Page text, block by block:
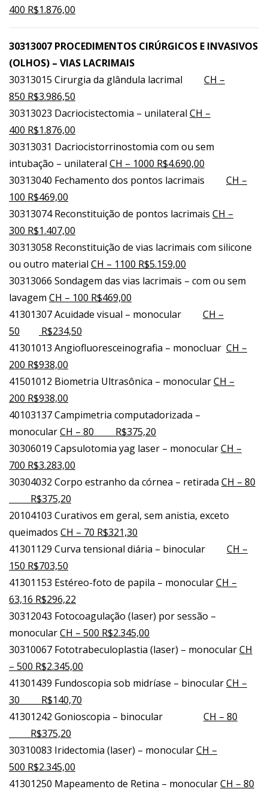
400 R$1.876,00
30313007 PROCEDIMENTOS CIRÚRGICOS E INVASIVOS
(OLHOS) – VIAS LACRIMAIS
30313015 Cirurgia da glândula lacrimal CH –
850 R$3.986,50
30313023 Dacriocistectomia – unilateral CH –
400 R$1.876,00
30313031 Dacriocistorrinostomia com ou sem
intubação – unilateral CH – 1000 R$4.690,00
30313040 Fechamento dos pontos lacrimais CH –
100 R$469,00
30313074 Reconstituição de pontos lacrimais CH –
300 R$1.407,00
30313058 Reconstituição de vias lacrimais com silicone
ou outro material CH – 1100 R$5.159,00
30313066 Sondagem das vias lacrimais – com ou sem
lavagem CH – 100 R$469,00
41301307 Acuidade visual – monocular CH –
50
R$234,50
41301013 Angiofluoresceinografia – monocluar CH –
200 R$938,00
41501012 Biometria Ultrasônica – monocularCH –
200 R$938,00
40103137 Campimetria computadorizada –
monocularCH – 80 R$375,20
30306019 Capsulotomia yag laser – monocularCH –
700 R$3.283,00
30304032 Corpo estranho da córnea – retirada CH – 80
R$375,20
20104103 Curativos em geral, sem anistia, exceto
queimados CH – 70 R$321,30
41301129 Curva tensional diária – binocular CH –
150 R$703,50
41301153 Estéreo-foto de papila – monocularCH –
63,16 R$296,22
30312043 Fotocoagulação (laser) por sessão –
monocularCH – 500 R$2.345,00
30310067 Fototrabeculoplastia (laser) – monocularCH
– 500 R$2.345,00
41301439 Fundoscopia sob midríase – binocularCH –
30 R$140,70
41301242 Gonioscopia – binocular CH – 80
R$375,20
30310083 Iridectomia (laser) – monocularCH –
500 R$2.345,00
41301250 Mapeamento de Retina – monocularCH – 80